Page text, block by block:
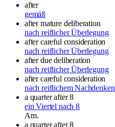
after
gemäß
after mature deliberation
nach reiflicher Überlegung
after careful consideration
nach reiflicher Überlegung
after due deliberation
nach reiflicher Überlegung
after careful consideration
nach reiflichem Nachdenken
a quarter after 8
ein Viertel nach 8
Am.
a quarter after 8